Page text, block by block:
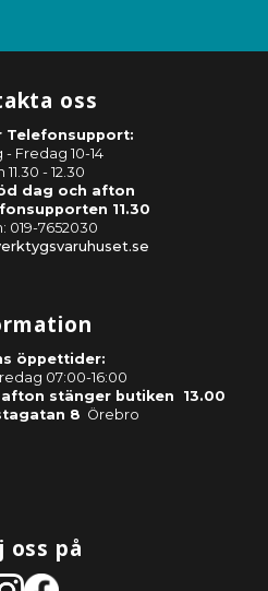
oss
Telefonsupport:
- Fredag 10-14
11.30 - 12.30
dag och afton
11.30
019-7652030
öppettider:
07:00-16:00
stänger butiken 13.00
8 Örebro
oss på